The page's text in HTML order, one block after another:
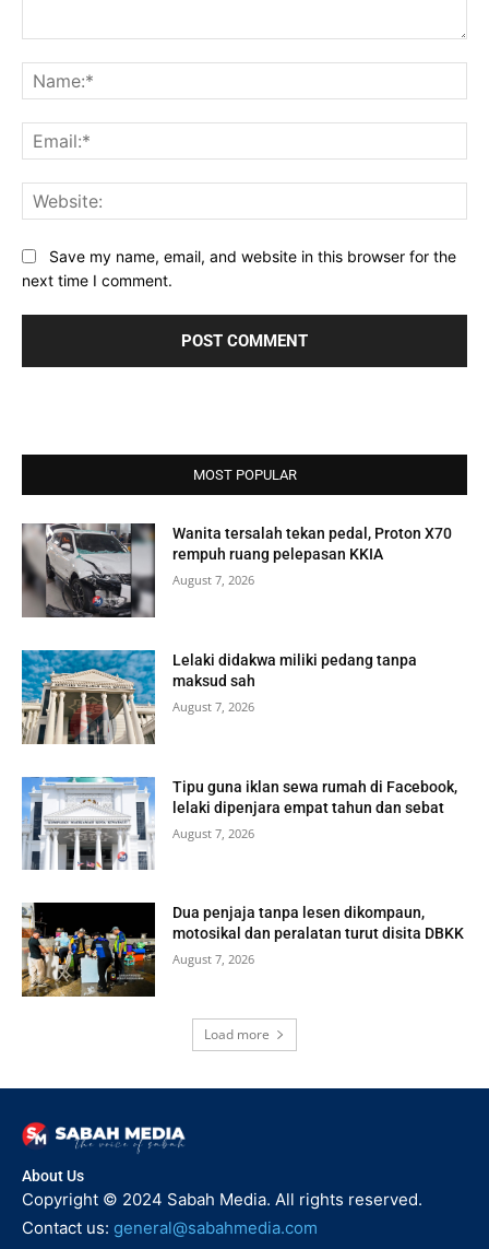
Save my name, email, and website in this browser for the
next time I comment.
MOST POPULAR
Wanita tersalah tekan pedal, Proton X70
rempuh ruang pelepasan KKIA
August 7, 2026
Lelaki didakwa miliki pedang tanpa
maksud sah
August 7, 2026
Tipu guna iklan sewa rumah di Facebook,
lelaki dipenjara empat tahun dan sebat
August 7, 2026
Dua penjaja tanpa lesen dikompaun,
motosikal dan peralatan turut disita DBKK
August 7, 2026
Load more
About Us
Copyright © 2024 Sabah Media. All rights reserved.
Contact us: general@sabahmedia.com